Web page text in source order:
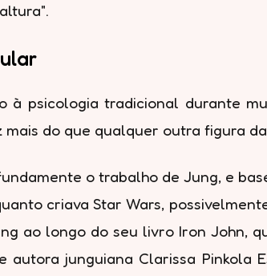
à psicologia tradicional durante
do que qualquer outra figura
o trabalho de Jung, e
criava Star Wars,
ao longo do seu livro Iron John,
autora junguiana Clarissa Pinkola